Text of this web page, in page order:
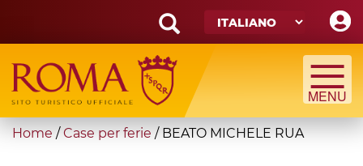
main
content
Search
form
Cerca
You
Home / Case per ferie / BEATO MICHELE RUA